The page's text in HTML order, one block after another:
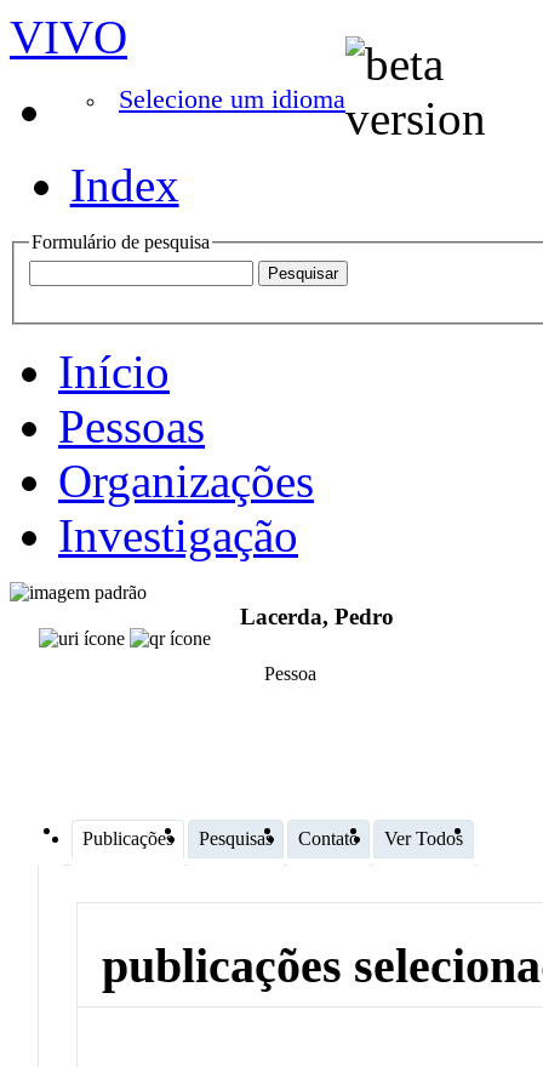
VIVO
Selecione um idioma
Index
Formulário de pesquisa
Início
Pessoas
Organizações
Investigação
Lacerda, Pedro
Pessoa
Publicações Pesquisas Contato Ver Todos
publicações